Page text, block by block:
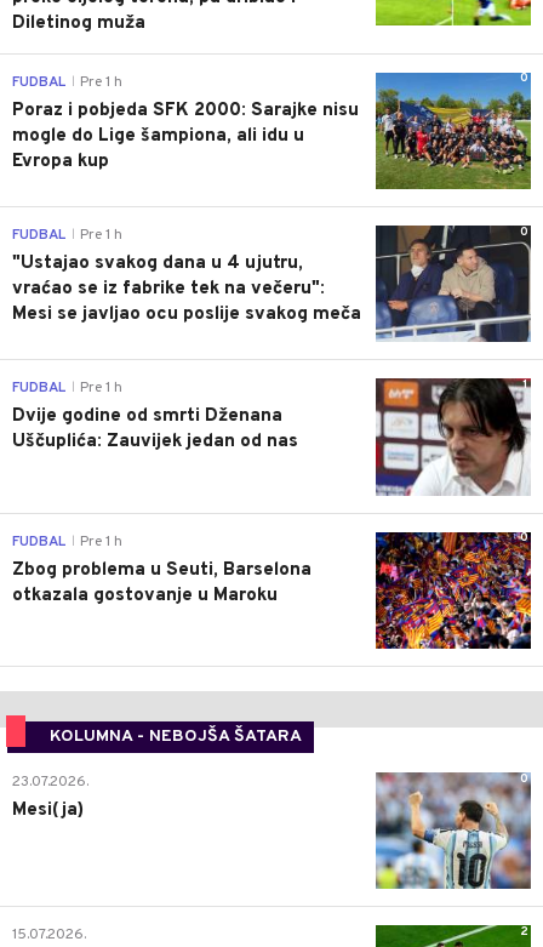
Diletinog muža
0
FUDBAL Pre 1 h
Poraz i pobjeda SFK 2000: Sarajke nisu
mogle do Lige šampiona, ali idu u
Evropa kup
0
FUDBAL Pre 1 h
"Ustajao svakog dana u 4 ujutru,
vraćao se iz fabrike tek na večeru":
Mesi se javljao ocu poslije svakog meča
1
FUDBAL Pre 1 h
Dvije godine od smrti Dženana
Uščuplića: Zauvijek jedan od nas
0
FUDBAL Pre 1 h
Zbog problema u Seuti, Barselona
otkazala gostovanje u Maroku
KOLUMNA - NEBOJŠA ŠATARA
0
23.07.2026.
Mesi(ja)
2
15.07.2026.